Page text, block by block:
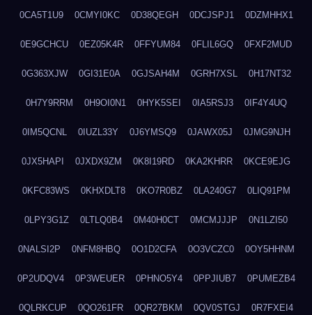
0CA5T1U9 0CMYI0KC 0D38QEGH 0DCJSPJ1 0DZMHHX1
0E9GCHCU 0EZ05K4R 0FFYUM84 0FLIL6GQ 0FXF2MUD
0G363XJW 0GI31E0A 0GJSAH4M 0GRH7XSL 0H17NT32
0H7Y9RRM 0H9OI0N1 0HYK5SEI 0IA5RSJ3 0IF4Y4UQ
0IM5QCNL 0IUZL33Y 0J6YMSQ9 0JAWX05J 0JMG9NJH
0JX5HAPI 0JXDX9ZM 0K8I19RD 0KA2KHRR 0KCE9EJG
0KFC83WS 0KHXDLT8 0KO7R0BZ 0LA240G7 0LIQ91PM
0LPY3G1Z 0LTLQ0B4 0M40H0CT 0MCMJJJP 0N1LZI50
0NALSI2P 0NFM8HBQ 0O1D2CFA 0O3VCZC0 0OY5HHNM
0P2UDQV4 0P3WEUER 0PHNO5Y4 0PPJIUB7 0PUMEZB4
0QLRKCUP 0QO261FR 0QR27BKM 0QV0STGJ 0R7FXEI4